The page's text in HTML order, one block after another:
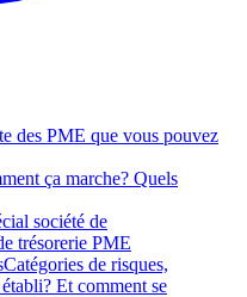
des PME que vous pouvez
ça marche? Quels
société de
trésorerie PME
Catégories de risques,
Et comment se